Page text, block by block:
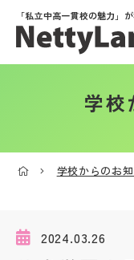
「私立中高一貫校の魅力」が
学校選び
学校
学校からのお
2024.03.26